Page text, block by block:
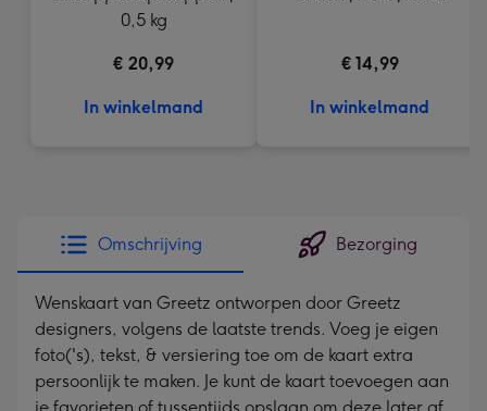
0,5 kg
€ 20,99
In winkelmand
€ 14,99
In winkelmand
Omschrijving Bezorging
Wenskaart van Greetz ontworpen door Greetz
designers, volgens de laatste trends. Voeg je eigen
foto('s), tekst, & versiering toe om de kaart extra
persoonlijk te maken. Je kunt de kaart toevoegen aan